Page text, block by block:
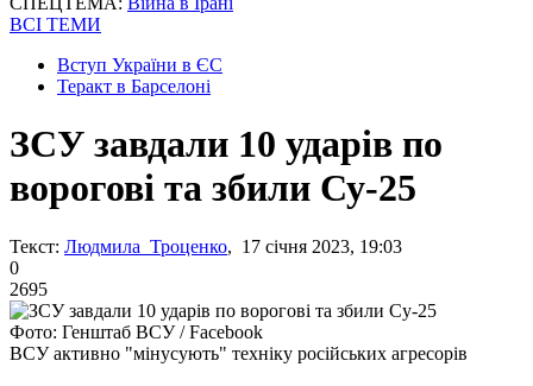
ВСІ ТЕМИ
Вступ України в ЄС
Теракт в Барселоні
ЗСУ завдали 10 ударів по
ворогові та збили Су-25
Текст: Людмила Троценко, 17 січня 2023, 19:03
0
2695
Фото: Генштаб ВСУ / Facebook
ВСУ активно "мінусують" техніку російських агресорів